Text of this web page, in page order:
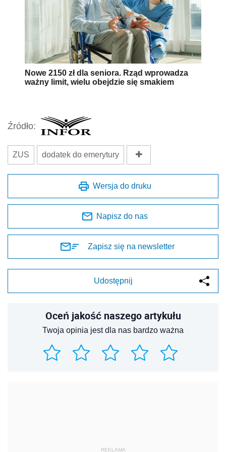
Nowe 2150 zł dla seniora. Rząd wprowadza
ważny limit, wielu obejdzie się smakiem
Źródło:
ZUS dodatek do emerytury
Wersja do druku
Napisz do nas
Zapisz się na newsletter
Udostępnij
Oceń jakość naszego artykułu
Twoja opinia jest dla nas bardzo ważna
REKLAMA